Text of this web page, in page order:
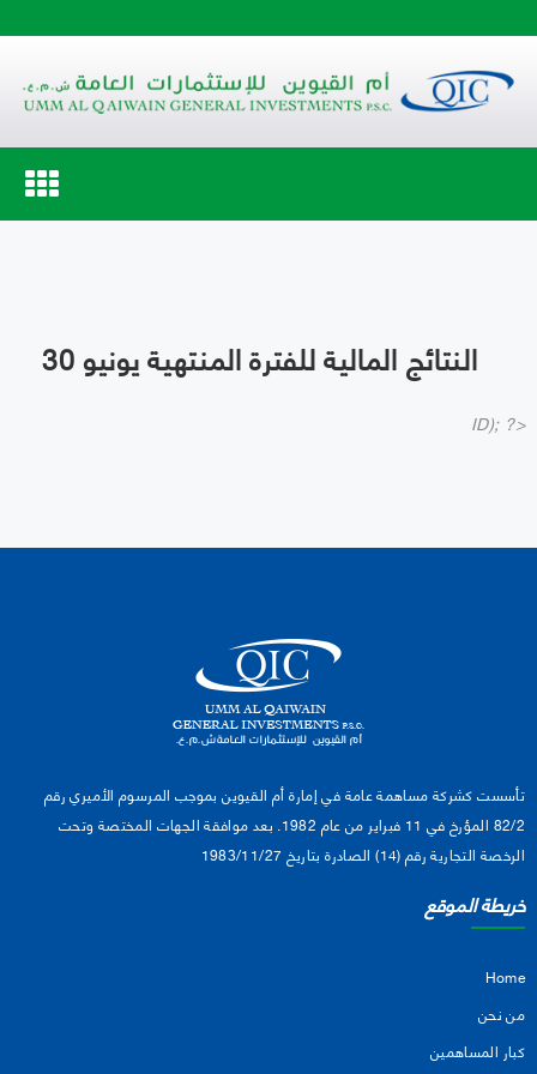
Toggle
navigation
النتائج المالية للفترة المنتهية يونيو 30
ID); ?>
تأسست كشركة مساهمة عامة في إمارة أم القيوين بموجب المرسوم الأميري رقم
82/2 المؤرخ في 11 فبراير من عام 1982. بعد موافقة الجهات المختصة وتحت
الرخصة التجارية رقم (14) الصادرة بتاريخ 1983/11/27
خريطة الموقع
Home
من نحن
كبار المساهمين